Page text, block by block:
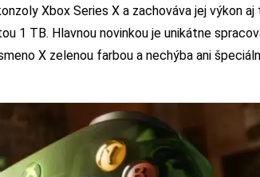
Xbox Series X a zachováva jej výkon
1 TB. Hlavnou novinkou je unikátne
X zelenou farbou a nechýba ani